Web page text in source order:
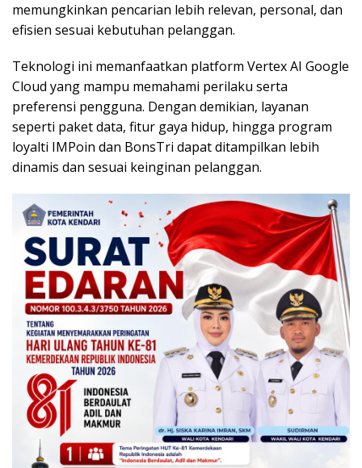
memungkinkan pencarian lebih relevan, personal, dan
efisien sesuai kebutuhan pelanggan.
Teknologi ini memanfaatkan platform Vertex AI Google
Cloud yang mampu memahami perilaku serta
preferensi pengguna. Dengan demikian, layanan
seperti paket data, fitur gaya hidup, hingga program
loyalti IMPoin dan BonsTri dapat ditampilkan lebih
dinamis dan sesuai keinginan pelanggan.